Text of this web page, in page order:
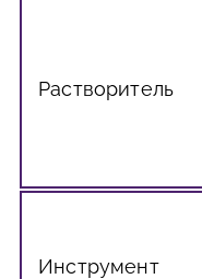
Растворитель
Инструмент